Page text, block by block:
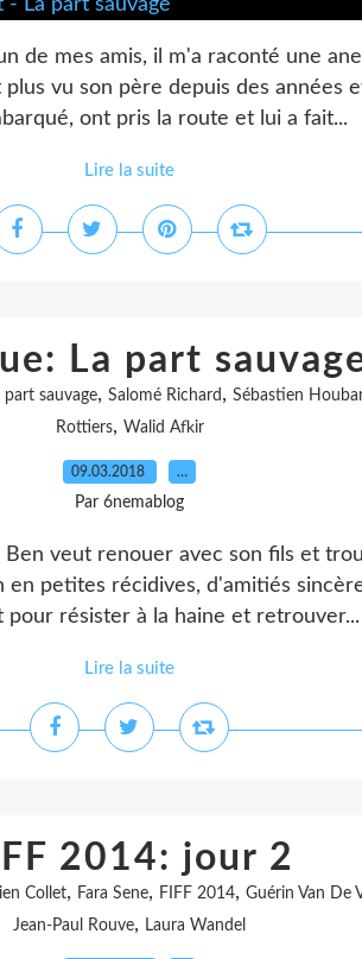
de mes amis, il m'a raconté une
vu son père depuis des années
ont pris la route et lui a fait...
Lire la suite
La part
part sauvage, Salomé Richard , Sébastien
Rottiers, Walid Afkir
09.03.2018 …
Par 6nemablog
Ben veut renouer avec son fils et
petites récidives, d'amitiés
résister à la haine et retrouver...
Lire la suite
2014: jour 2
Collet, Fara Sene, FIFF 2014, Guérin Van De
Jean-Paul Rouve, Laura Wandel